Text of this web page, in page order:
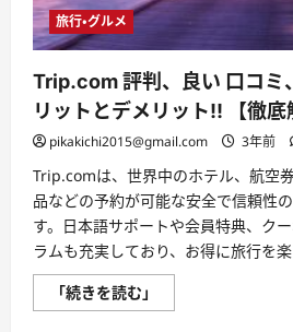
と
デ
リ
ッ
ト
は
ど
な
【徹
底
解
説】
に
つ
て
ら
旅行・グルメ
Trip.com 評判、良い 口コミ
リットとデメリット!! 【徹底
pikakichi2015@gmail.com 3年前
Trip.comは、世界中のホテル、航空
品などの予約が可能な安全で信頼性
す。日本語サポートや会員特典、ク
ラムも充実しており、お得に旅行を楽
「続きを読む」
評